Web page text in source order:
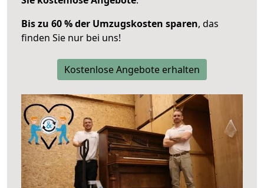
Bis zu 60 % der Umzugskosten sparen, das
finden Sie nur bei uns!
Kostenlose Angebote erhalten